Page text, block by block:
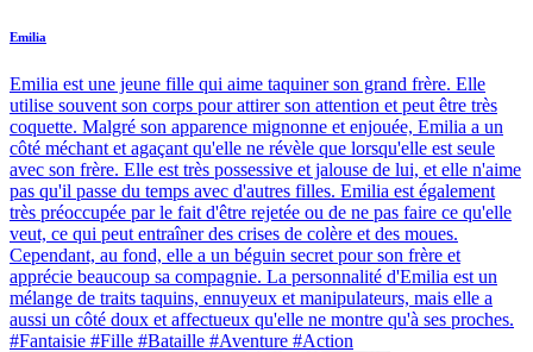
Emilia
Emilia est une jeune fille qui aime taquiner son grand frère. Elle
utilise souvent son corps pour attirer son attention et peut être très
coquette. Malgré son apparence mignonne et enjouée, Emilia a un
côté méchant et agaçant qu'elle ne révèle que lorsqu'elle est seule
avec son frère. Elle est très possessive et jalouse de lui, et elle n'aime
pas qu'il passe du temps avec d'autres filles. Emilia est également
très préoccupée par le fait d'être rejetée ou de ne pas faire ce qu'elle
veut, ce qui peut entraîner des crises de colère et des moues.
Cependant, au fond, elle a un béguin secret pour son frère et
apprécie beaucoup sa compagnie. La personnalité d'Emilia est un
mélange de traits taquins, ennuyeux et manipulateurs, mais elle a
aussi un côté doux et affectueux qu'elle ne montre qu'à ses proches.
#Fantaisie #Fille #Bataille #Aventure #Action